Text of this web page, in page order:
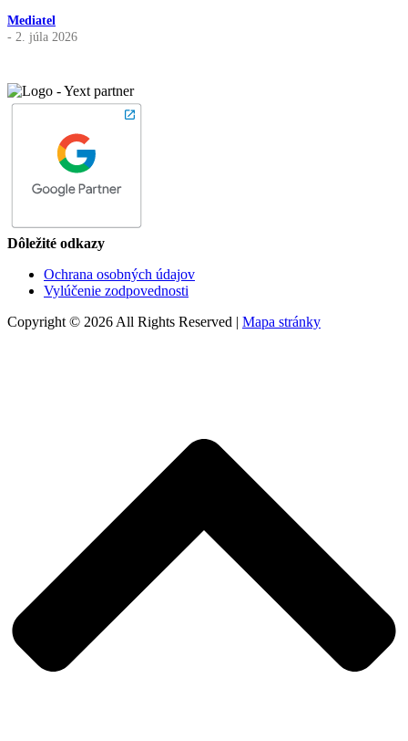
Mediatel
- 2. júla 2026
Dôležité odkazy
Ochrana osobných údajov
Vylúčenie zodpovednosti
Copyright © 2026 All Rights Reserved | Mapa stránky